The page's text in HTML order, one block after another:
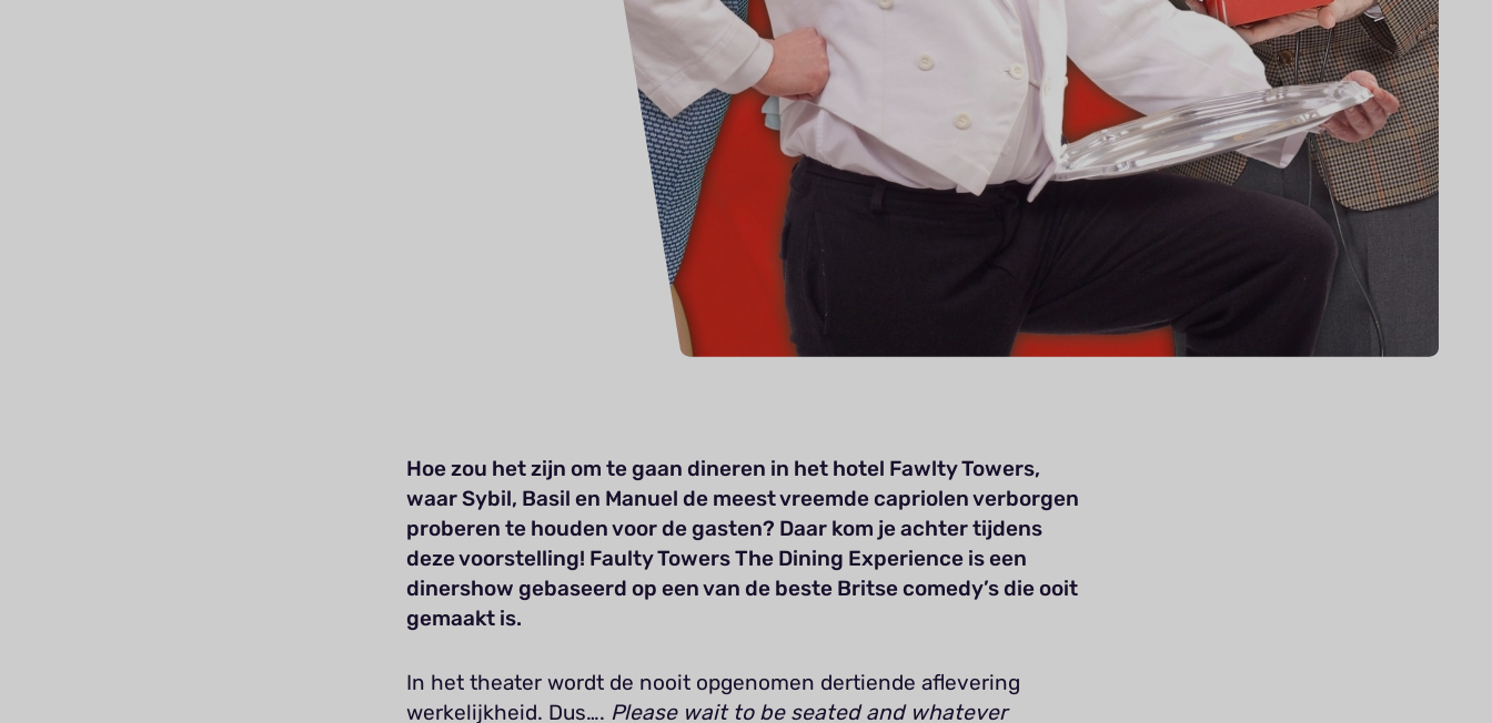
Hoe zou het zijn om te gaan dineren in het hotel Fawlty Towers,
waar Sybil, Basil en Manuel de meest vreemde capriolen verborgen
proberen te houden voor de gasten? Daar kom je achter tijdens
deze voorstelling! Faulty Towers The Dining Experience is een
dinershow gebaseerd op een van de beste Britse comedy’s die ooit
gemaakt is.
In het theater wordt de nooit opgenomen dertiende aflevering
werkelijkheid. Dus…. Please wait to be seated and whatever